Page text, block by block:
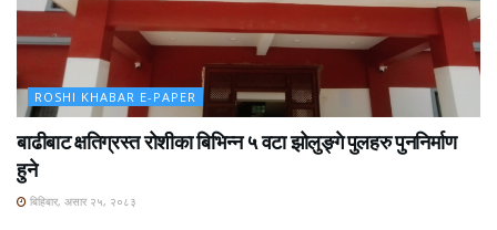
ROSHI KHABAR E-PAPER
बाढीबाट क्षतिग्रस्त रोशीका बिभिन्न ५ वटा झोलुङ्गे पुलहरु पुननिर्माण
हुने
बिहिबार, असार २५, २०८३